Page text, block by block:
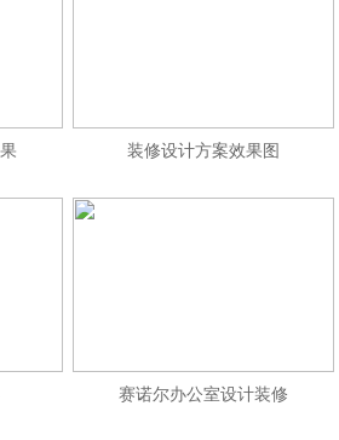
装修设计方案效果图
赛诺尔办公室设计装修